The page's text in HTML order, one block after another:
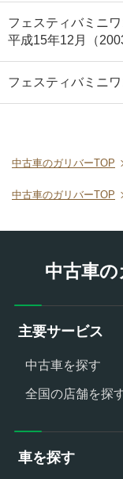
フェスティバミニ
平成15年12月（
フェスティバミニ
中古車のガリバーTOP
中古車のガリバーTOP
中古車
主要サービス
中古車を探す
全国の店舗を探
車を探す